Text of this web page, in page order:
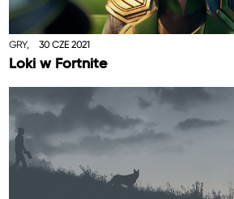
GRY, 30 CZE 2021
Loki w Fortnite